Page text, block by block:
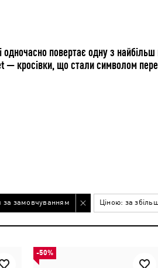
одночасно повертає одну з
кросівки, що стали символом
за замовчуванням Ціною: за
-50%